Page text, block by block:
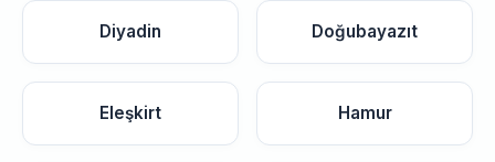
Diyadin Doğubayazıt
Eleşkirt Hamur